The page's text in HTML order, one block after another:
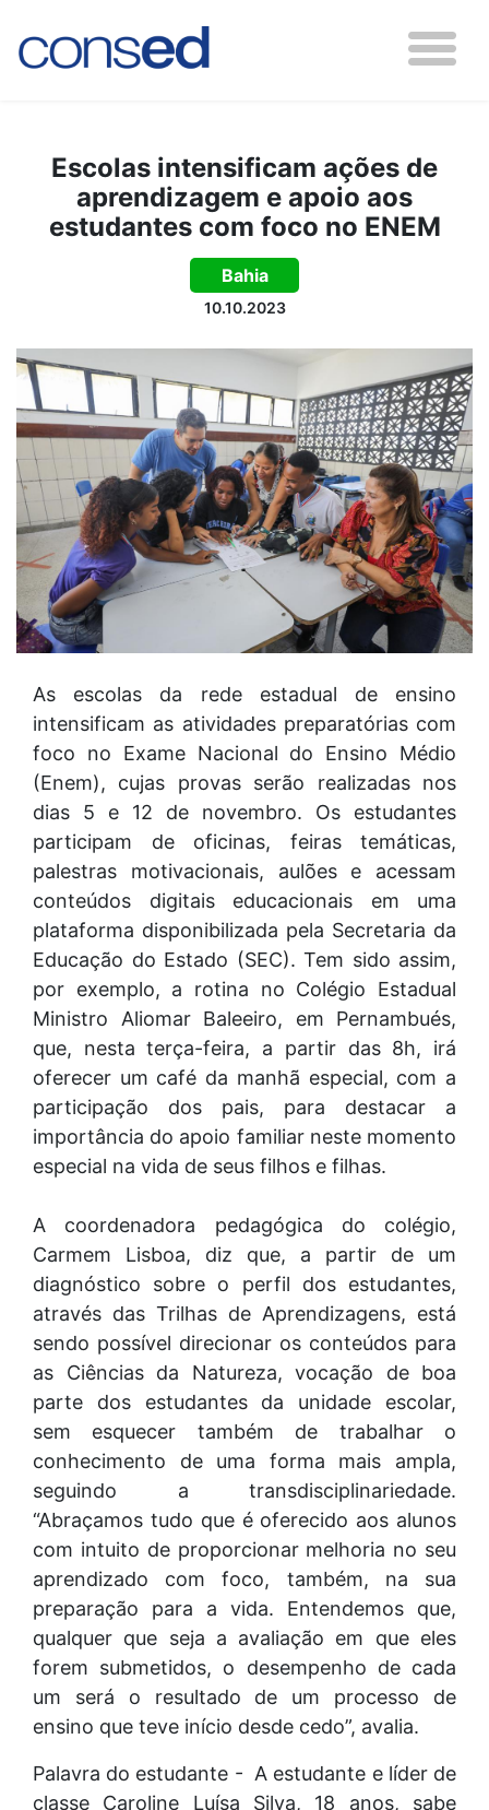
Escolas intensificam ações de
aprendizagem e apoio aos
estudantes com foco no ENEM
Bahia
10.10.2023
As escolas da rede estadual de ensino
intensificam as atividades preparatórias com
foco no Exame Nacional do Ensino Médio
(Enem), cujas provas serão realizadas nos
dias 5 e 12 de novembro. Os estudantes
participam de oficinas, feiras temáticas,
palestras motivacionais, aulões e acessam
conteúdos digitais educacionais em uma
plataforma disponibilizada pela Secretaria da
Educação do Estado (SEC). Tem sido assim,
por exemplo, a rotina no Colégio Estadual
Ministro Aliomar Baleeiro, em Pernambués,
que, nesta terça-feira, a partir das 8h, irá
oferecer um café da manhã especial, com a
participação dos pais, para destacar a
importância do apoio familiar neste momento
especial na vida de seus filhos e filhas.
A coordenadora pedagógica do colégio,
Carmem Lisboa, diz que, a partir de um
diagnóstico sobre o perfil dos estudantes,
através das Trilhas de Aprendizagens, está
sendo possível direcionar os conteúdos para
as Ciências da Natureza, vocação de boa
parte dos estudantes da unidade escolar,
sem esquecer também de trabalhar o
conhecimento de uma forma mais ampla,
seguindo a transdisciplinariedade.
“Abraçamos tudo que é oferecido aos alunos
com intuito de proporcionar melhoria no seu
aprendizado com foco, também, na sua
preparação para a vida. Entendemos que,
qualquer que seja a avaliação em que eles
forem submetidos, o desempenho de cada
um será o resultado de um processo de
ensino que teve início desde cedo”, avalia.
Palavra do estudante - A estudante e líder de
classe Caroline Luísa Silva, 18 anos, sabe